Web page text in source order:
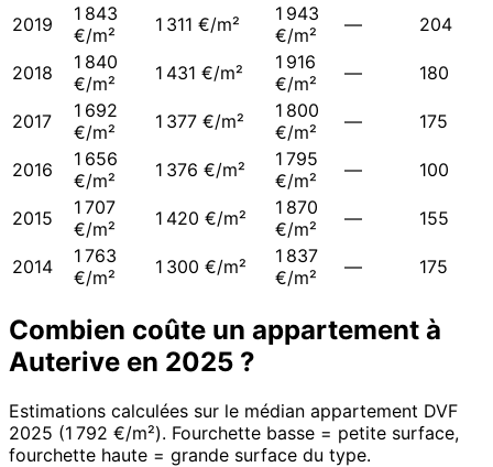
2019
1 843
€/m²
1 311 €/m²
1 943
€/m²
— 204
2018
1 840
€/m²
1 431 €/m²
1 916
€/m²
— 180
2017
1 692
€/m²
1 377 €/m²
1 800
€/m²
— 175
2016
1 656
€/m²
1 376 €/m²
1 795
€/m²
— 100
2015
1 707
€/m²
1 420 €/m²
1 870
€/m²
— 155
2014
1 763
€/m²
1 300 €/m²
1 837
€/m²
— 175
Combien coûte un appartement à
Auterive en 2025 ?
Estimations calculées sur le médian appartement DVF
2025 (1 792 €/m²). Fourchette basse = petite surface,
fourchette haute = grande surface du type.